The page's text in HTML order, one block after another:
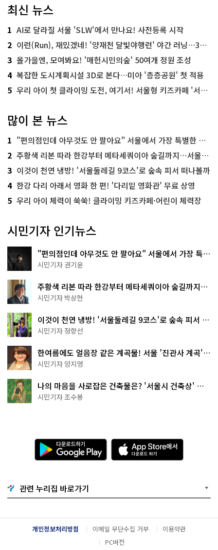
최신 뉴스
1 AI로 달라질 서울 'SLW'에서 만나요! 사전등록 시작
2 이런(Run), 재밌겠네! '양재천 달빛야행런' 야간 러닝…300명 모집
3 올가을엔, 모여봐요! '매헌시민의숲' 50여개 정원 조성
4 복잡한 도시계획시설 3D로 본다…미아 '층층공원' 첫 적용
5 우리 아이 첫 클라이밍 도전, 여기서! 서울형 키즈카페 '서울가족플라자점'
많이 본 뉴스
1 "편의점인데 아무것도 안 팔아요" 서울에서 가장 특별한 편의점의 정체
2 주황색 리본 따라 한강부터 메타세쿼이아 숲길까지…서울둘레길 15코스
3 이것이 천연 냉방! '서울둘레길 9코스'로 숲속 피서 떠나볼까
4 한강 다리 아래서 영화 한 편! '다리밑 영화관' 무료 상영
5 우리 아이 체력이 쑥쑥! 클라이밍 키즈카페·어린이 체력장
시민기자 인기뉴스
"편의점인데 아무것도 안 팔아요" 서울에서 가장 특별
한 편의점의 정체
시민기자 권기윤
주황색 리본 따라 한강부터 메타세쿼이아 숲길까지…
서울둘레길 15코스
시민기자 박상현
이것이 천연 냉방! '서울둘레길 9코스'로 숲속 피서 떠
나볼까
시민기자 정향선
한여름에도 얼음장 같은 계곡물! 서울 '진관사 계곡'이
천국이네~
시민기자 양지영
나의 마음을 사로잡은 건축물은? '서울시 건축상' 수
상작 공개!
시민기자 조수봉
다
운
로
기
G
o
g
l
e
A
p
p
e
서
다
운
관련 누리집 바로가기
개인정보처리방침 이메일 무단수집 거부
이용약관
PC버전